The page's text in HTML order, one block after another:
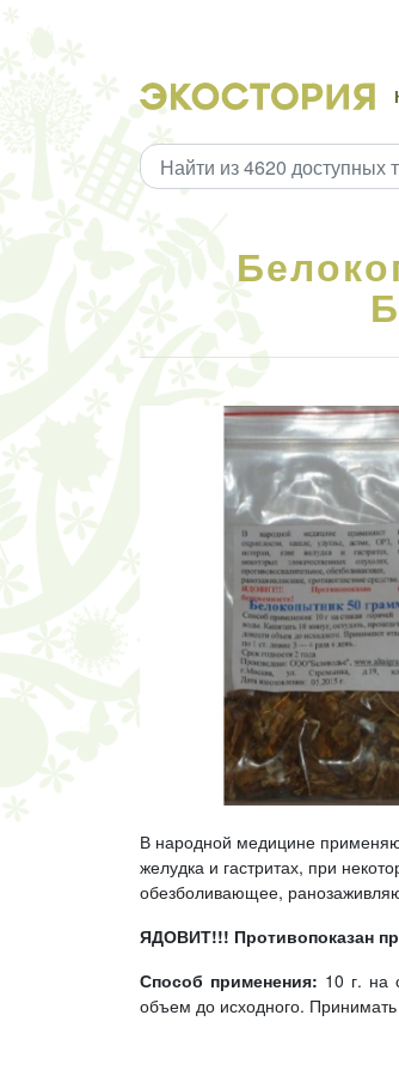
В народной медицине
желудка и гастритах, при
обезболивающее,
ЯДОВИТ!!! Противопоказан
Способ применения: 10 г. на
объем до исходного.